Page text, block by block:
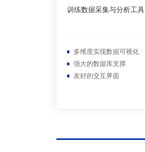
训练数据采集与分析工具
多维度实现数据可视化
强大的数据库支撑
友好的交互界面